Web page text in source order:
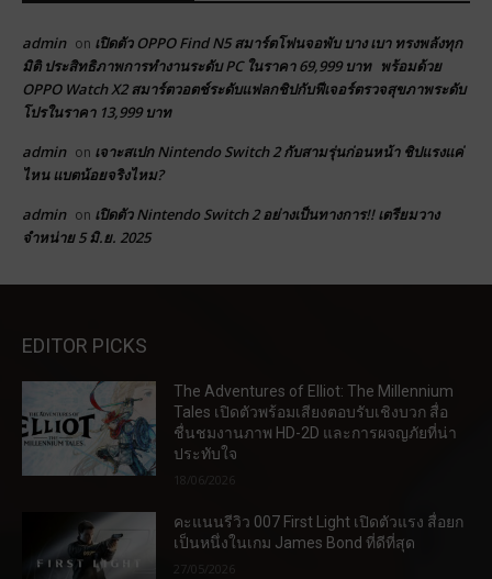
admin on เปิดตัว OPPO Find N5 สมาร์ตโฟนจอพับ บาง เบา ทรงพลังทุก
มิติ ประสิทธิภาพการทำงานระดับ PC ในราคา 69,999 บาท พร้อมด้วย
OPPO Watch X2 สมาร์ตวอตช์ระดับแฟลกชิปกับฟีเจอร์ตรวจสุขภาพระดับ
โปรในราคา 13,999 บาท
admin on เจาะสเปก Nintendo Switch 2 กับสามรุ่นก่อนหน้า ชิปแรงแค่
ไหน แบตน้อยจริงไหม?
admin on เปิดตัว Nintendo Switch 2 อย่างเป็นทางการ!! เตรียมวาง
จำหน่าย 5 มิ.ย. 2025
EDITOR PICKS
The Adventures of Elliot: The Millennium
Tales เปิดตัวพร้อมเสียงตอบรับเชิงบวก สื่อ
ชื่นชมงานภาพ HD-2D และการผจญภัยที่น่า
ประทับใจ
18/06/2026
คะแนนรีวิว 007 First Light เปิดตัวแรง สื่อยก
เป็นหนึ่งในเกม James Bond ที่ดีที่สุด
27/05/2026